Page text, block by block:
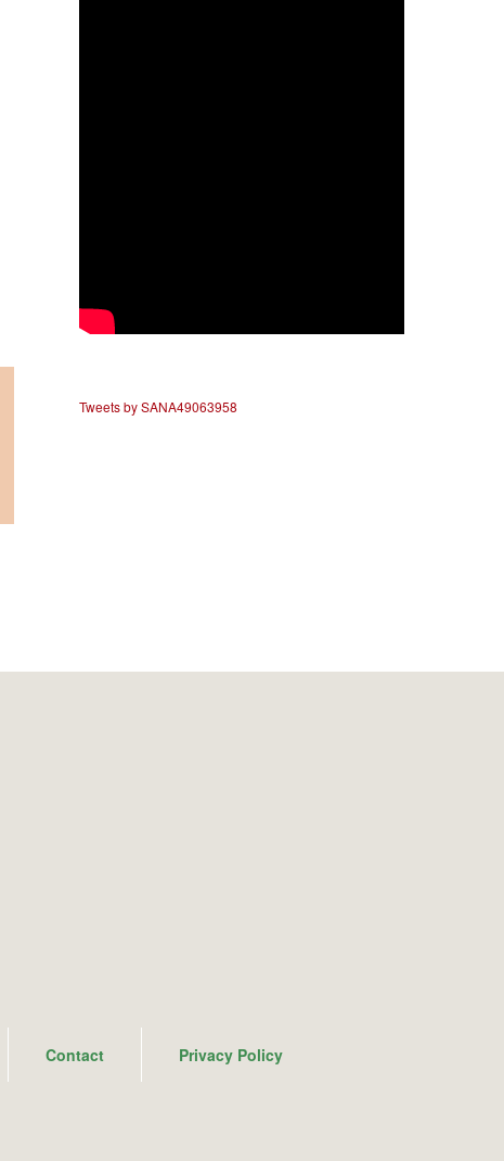
Tweets by SANA49063958
Contact Privacy Policy